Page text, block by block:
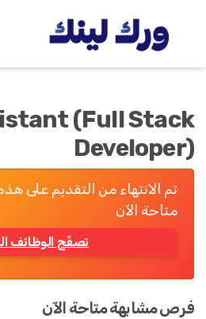
(Full Stack
Developer)
تم الانتهاء من التقديم على
متاحة الآن
تصفّح الوظائف
فرص مشابهة متاحة الآن